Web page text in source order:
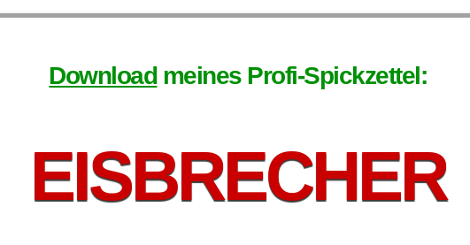
Downloadmeines Profi-Spickzettel:
EISBRECHER